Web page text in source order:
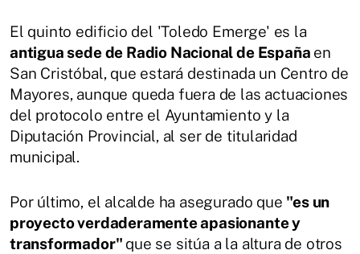
El quinto edificio del 'Toledo Emerge' es la
antigua sede de Radio Nacional de España en
San Cristóbal, que estará destinada un Centro de
Mayores, aunque queda fuera de las actuaciones
del protocolo entre el Ayuntamiento y la
Diputación Provincial, al ser de titularidad
municipal.
Por último, el alcalde ha asegurado que "es un
proyecto verdaderamente apasionante y
transformador" que se sitúa a la altura de otros